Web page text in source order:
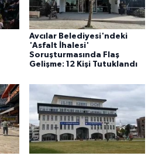
Avcılar Belediyesi'ndeki
'Asfalt İhalesi'
Soruşturmasında Flaş
Gelişme: 12 Kişi Tutuklandı